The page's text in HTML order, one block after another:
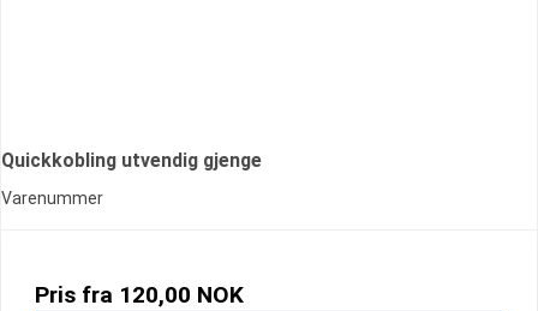
Quickkobling utvendig gjenge
Varenummer
Pris fra 120,00 NOK